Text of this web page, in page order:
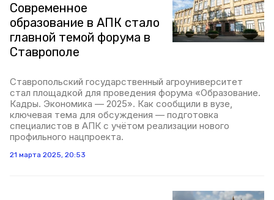
Современное
образование в АПК стало
главной темой форума в
Ставрополе
Ставропольский государственный агроуниверситет
стал площадкой для проведения форума «Образование.
Кадры. Экономика — 2025». Как сообщили в вузе,
ключевая тема для обсуждения — подготовка
специалистов в АПК с учётом реализации нового
профильного нацпроекта.
21 марта 2025, 20:53